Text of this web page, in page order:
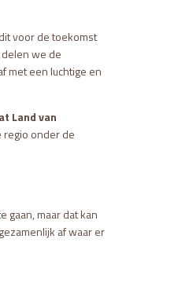
voor de toekomst
delen we de
met een luchtige en
Land van
regio onder de
gaan, maar dat kan
af waar er